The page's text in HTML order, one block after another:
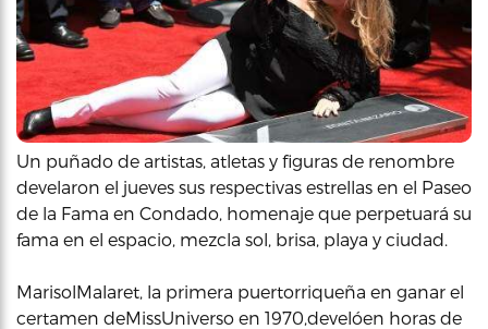
Un puñado de artistas, atletas y figuras de renombre
develaron el jueves sus respectivas estrellas en el Paseo
de la Fama en Condado, homenaje que perpetuará su
fama en el espacio, mezcla sol, brisa, playa y ciudad.
MarisolMalaret, la primera puertorriqueña en ganar el
certamen deMissUniverso en 1970,develóen horas de